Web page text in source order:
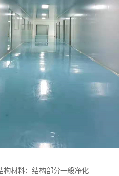
构材料：结构部分一般净化